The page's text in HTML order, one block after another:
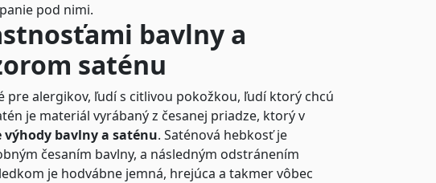
pod nimi.
bavlny a
saténu
pre alergikov, ľudí s citlivou pokožkou, ľudí ktorý chcú
je materiál vyrábaný z česanej priadze, ktorý v
bavlny a saténu. Saténová hebkosť je
česaním bavlny, a následným odstránením
je hodvábne jemná, hrejúca a takmer vôbec